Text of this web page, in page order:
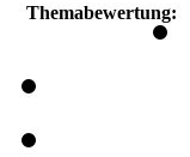
Themabewertung: